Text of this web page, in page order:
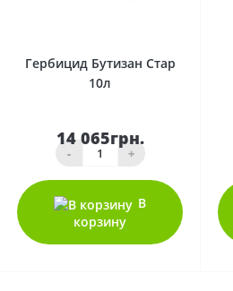
Гербицид Бутизан Стар
10л
14 065грн.
- +
В
корзину